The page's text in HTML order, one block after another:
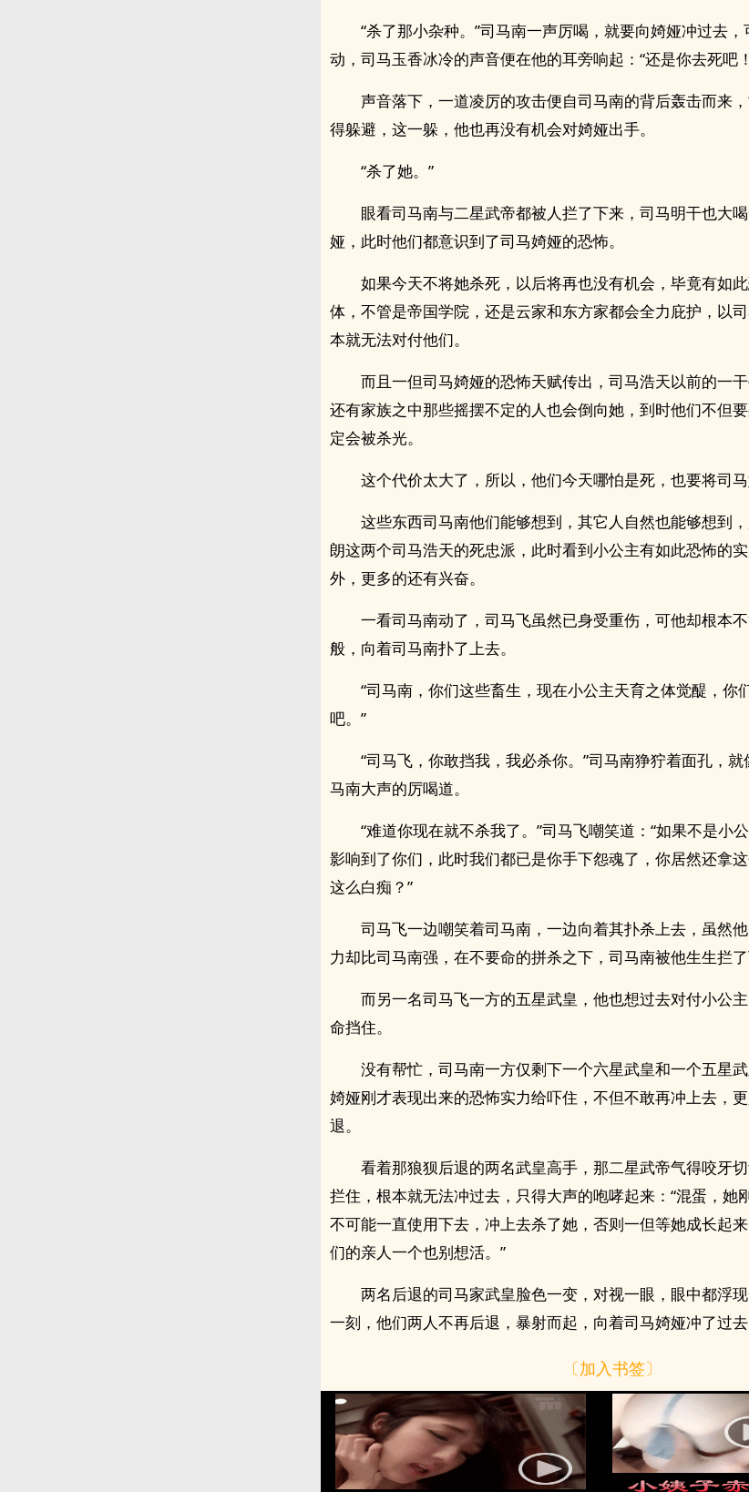
“杀了那小杂种。”司马南一声厉喝，就要向婍娅冲过去
动，司马玉香冰冷的声音便在他的耳旁响起：“还是你去死吧
声音落下，一道凌厉的攻击便自司马南的背后轰击而来
得躲避，这一躲，他也再没有机会对婍娅出手。
“杀了她。”
眼看司马南与二星武帝都被人拦了下来，司马明干也大
娅，此时他们都意识到了司马婍娅的恐怖。
如果今天不将她杀死，以后将再也没有机会，毕竟有如
体，不管是帝国学院，还是云家和东方家都会全力庇护，以
本就无法对付他们。
而且一但司马婍娅的恐怖天赋传出，司马浩天以前的一
还有家族之中那些摇摆不定的人也会倒向她，到时他们不但
定会被杀光。
这个代价太大了，所以，他们今天哪怕是死，也要将司马
这些东西司马南他们能够想到，其它人自然也能够想到
朗这两个司马浩天的死忠派，此时看到小公主有如此恐怖的
外，更多的还有兴奋。
一看司马南动了，司马飞虽然已身受重伤，可他却根本
般，向着司马南扑了上去。
“司马南，你们这些畜生，现在小公主天育之体觉醍，你
吧。”
“司马飞，你敢挡我，我必杀你。”司马南狰狞着面孔，
马南大声的厉喝道。
“难道你现在就不杀我了。”司马飞嘲笑道：“如果不是小
影响到了你们，此时我们都已是你手下怨魂了，你居然还拿
这么白痴？”
司马飞一边嘲笑着司马南，一边向着其扑杀上去，虽然
力却比司马南强，在不要命的拼杀之下，司马南被他生生拦了
而另一名司马飞一方的五星武皇，他也想过去对付小公
命挡住。
没有帮忙，司马南一方仅剩下一个六星武皇和一个五星
婍娅刚才表现出来的恐怖实力给吓住，不但不敢再冲上去，
退。
看着那狼狈后退的两名武皇高手，那二星武帝气得咬牙
拦住，根本就无法冲过去，只得大声的咆哮起来：“混蛋，她
不可能一直使用下去，冲上去杀了她，否则一但等她成长起
们的亲人一个也别想活。”
两名后退的司马家武皇脸色一变，对视一眼，眼中都浮
一刻，他们两人不再后退，暴射而起，向着司马婍娅冲了过去
〔加入书签〕